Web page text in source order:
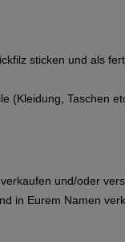
sticken und als
(Kleidung, Taschen
und/oder
in Eurem Namen